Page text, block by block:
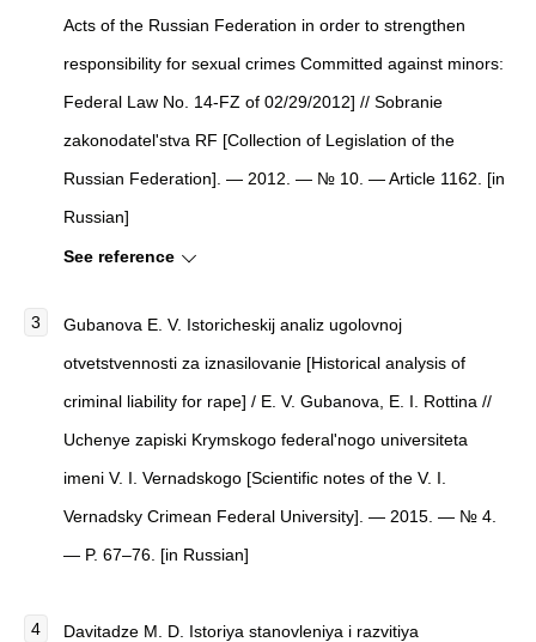
Acts of the Russian Federation in order to strengthen
responsibility for sexual crimes Committed against minors:
Federal Law No. 14-FZ of 02/29/2012] // Sobranie
zakonodatel'stva RF [Collection of Legislation of the
Russian Federation]. — 2012. — № 10. — Article 1162. [in
Russian]
See reference
Gubanova E. V. Istoricheskij analiz ugolovnoj
otvetstvennosti za iznasilovanie [Historical analysis of
criminal liability for rape] / E. V. Gubanova, E. I. Rottina //
Uchenye zapiski Krymskogo federal'nogo universiteta
imeni V. I. Vernadskogo [Scientific notes of the V. I.
Vernadsky Crimean Federal University]. — 2015. — № 4.
— P. 67–76. [in Russian]
Davitadze M. D. Istoriya stanovleniya i razvitiya